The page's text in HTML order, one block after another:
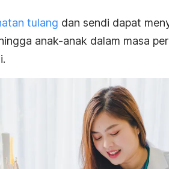
tulang dan sendi dapat
anak-anak dalam masa